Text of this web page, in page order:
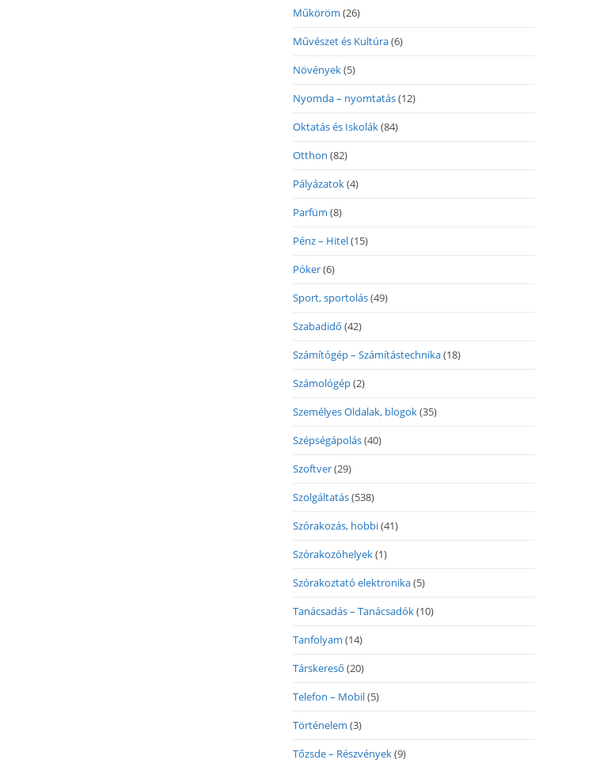
Műköröm (26)
Művészet és Kultúra(6)
Növények(5)
Nyomda – nyomtatás(12)
Oktatás és Iskolák(84)
Otthon (82)
Pályázatok(4)
Parfüm (8)
Pénz – Hitel(15)
Póker(6)
Sport, sportolás(49)
Szabadidő (42)
Számítógép – Számítástechnika(18)
Számológép(2)
Személyes Oldalak, blogok(35)
Szépségápolás(40)
Szoftver(29)
Szolgáltatás(538)
Szórakozás, hobbi(41)
Szórakozóhelyek(1)
Szórakoztató elektronika(5)
Tanácsadás – Tanácsadók(10)
Tanfolyam (14)
Társkereső (20)
Telefon – Mobil(5)
Történelem (3)
Tőzsde – Részvények(9)